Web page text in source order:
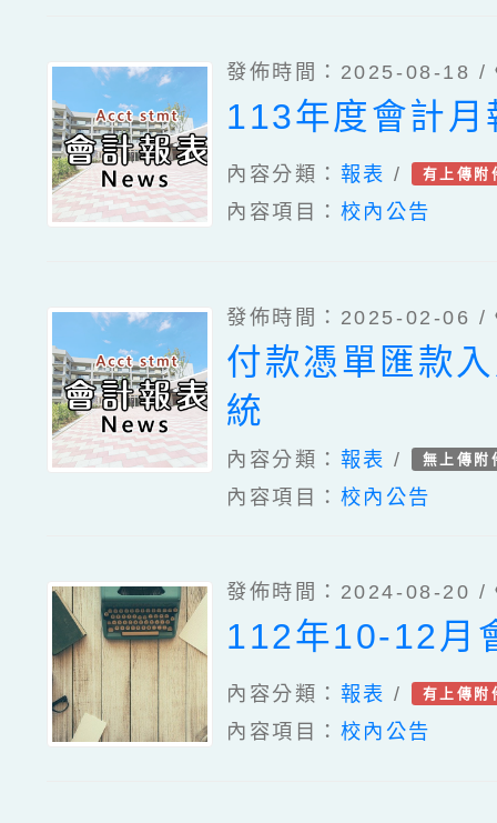
發佈時間：2025-08-18 /
113年度會計月
內容分類： 報表 / 有上傳附
內容項目： 校內公告
發佈時間：2025-02-06 /
付款憑單匯款
統
內容分類： 報表 / 無上傳附
內容項目： 校內公告
發佈時間：2024-08-20 /
112年10-12月
內容分類： 報表 / 有上傳附
內容項目： 校內公告